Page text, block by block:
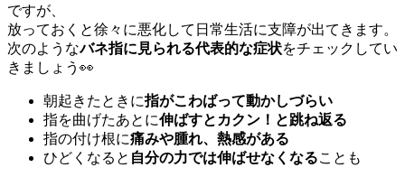
ですが、
放っておくと徐々に悪化して日常生活に支障が出てきます。
次のようなバネ指に見られる代表的な症状をチェックしてい
きましょう👀
朝起きたときに指がこわばって動かしづらい
指を曲げたあとに伸ばすとカクン！と跳ね返る
指の付け根に痛みや腫れ、熱感がある
ひどくなると 自分の力では伸ばせなくなることも